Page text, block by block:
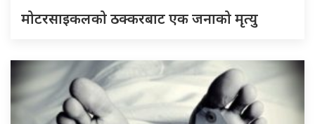
मोटरसाइकलको ठक्करबाट एक जनाको मृत्यु